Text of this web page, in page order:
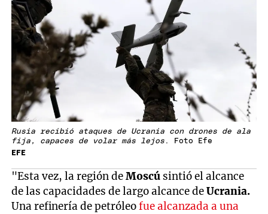
Rusia recibió ataques de Ucrania con drones de ala
fija, capaces de volar más lejos . Foto Efe
EFE
"Esta vez, la región deMoscú sintió el alcance
de las capacidades de largo alcance deUcrania.
Una refinería de petróleofue alcanzada a una